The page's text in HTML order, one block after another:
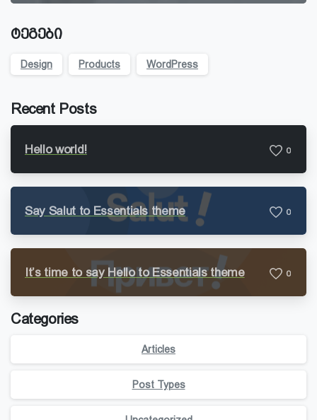
ტეგები
Design Products WordPress
Recent Posts
Hello world! 0
Say Salut to Essentials theme 0
It’s time to say Hello to Essentials theme 0
Categories
Articles
Post Types